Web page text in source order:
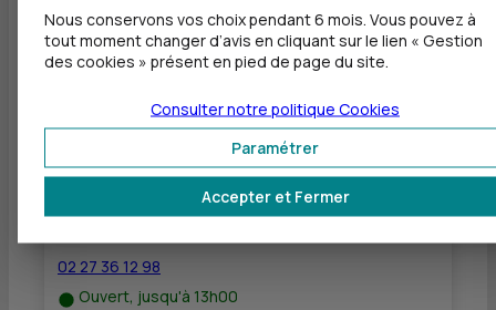
à15 km
9 PLACE VICTOR HUGO
02 27 36 12 98
Ouvert, jusqu'à 13h00
Nous conservons vos choix pendant 6 mois. Vous pouvez à
tout moment changer d’avis en cliquant sur le lien « Gestion
des cookies » présent en pied de page du site.
Accepter et Fermer
Paramétrer
Consulter notre politique Cookies